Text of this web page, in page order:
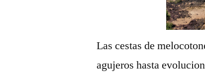
Las cestas de
agujeros hasta